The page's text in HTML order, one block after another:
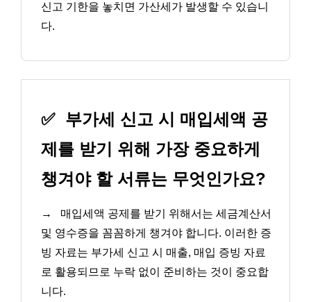
신고 기한을 놓치면 가산세가 발생할 수 있습니
다.
✅ 부가세 신고 시 매입세액 공
제를 받기 위해 가장 중요하게
챙겨야 할 서류는 무엇인가요?
→
매입세액 공제를 받기 위해서는 세금계산서
및 영수증을 꼼꼼하게 챙겨야 합니다. 이러한 증
빙 자료는 부가세 신고 시 매출, 매입 증빙 자료
로 활용되므로 누락 없이 준비하는 것이 중요합
니다.